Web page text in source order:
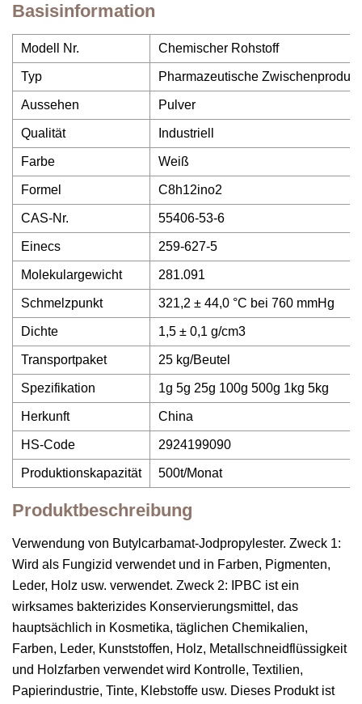
Basisinformation
Modell Nr. Chemischer Rohstoff
Typ Pharmazeutische
Aussehen Pulver
Qualität Industriell
Farbe Weiß
Formel C8h12ino2
CAS-Nr. 55406-53-6
Einecs 259-627-5
Molekulargewicht 281.091
Schmelzpunkt 321,2 ± 44,0 °C bei 760 mmHg
Dichte 1,5 ± 0,1 g/cm3
Transportpaket 25 kg/Beutel
Spezifikation 1g 5g 25g 100g 500g 1kg 5kg
Herkunft China
HS-Code 2924199090
Produktionskapazität 500t/Monat
Produktbeschreibung
Verwendung von Butylcarbamat-Jodpropylester. Zweck 1:
Wird als Fungizid verwendet und in Farben, Pigmenten,
Leder, Holz usw. verwendet. Zweck 2: IPBC ist ein
wirksames bakterizides Konservierungsmittel, das
hauptsächlich in Kosmetika, täglichen Chemikalien,
Farben, Leder, Kunststoffen, Holz, Metallschneidflüssigkeit
und Holzfarben verwendet wird Kontrolle, Textilien,
Papierindustrie, Tinte, Klebstoffe usw. Dieses Produkt ist